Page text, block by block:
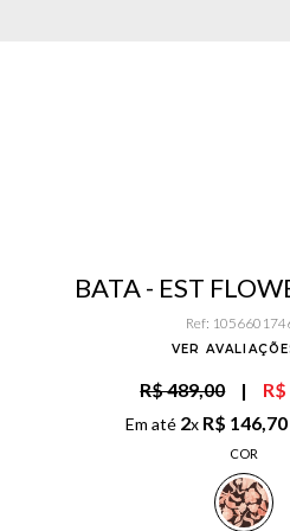
BATA - EST
Ref:
VER
R$ 489,00 |
Em até 2x R$ 146,70
COR